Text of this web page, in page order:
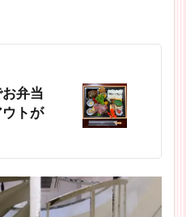
弁当
トが